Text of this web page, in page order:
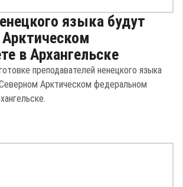
языка будут
в Архангельске
преподавателей ненецкого языка
Арктическом федеральном